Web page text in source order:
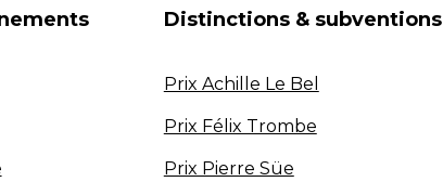
Distinctions & subventions
Prix Achille Le Bel
Prix Félix Trombe
Prix Pierre Süe